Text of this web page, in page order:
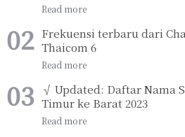
Frekuensi terbaru dari
Thaicom 6
√ Updated: Daftar Nama
Timur ke Barat 2023